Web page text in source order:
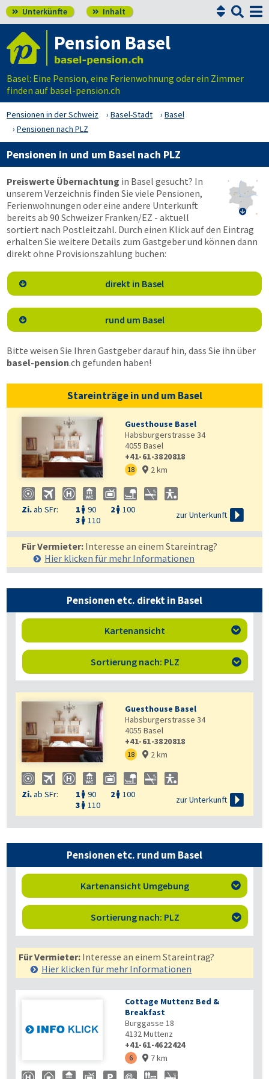
 Unterkünfte  Inhalt 

Pension Basel
Basel: Eine Pension, eine Ferienwohnung oder ein Zimmer
finden auf basel-pension.ch
Pensionen in der Schweiz Basel-Stadt
Basel
Pensionen nach PLZ
Pensionen in und um Basel nach PLZ

Preiswerte Übernachtung in Basel gesucht? In
unserem Verzeichnis finden Sie viele Pensionen,
Ferienwohnungen oder eine andere Unterkunft
bereits ab 90 Schweizer Franken/EZ - aktuell
sortiert nach Postleitzahl. Durch einen Klick auf den Eintrag
erhalten Sie weitere Details zum Gastgeber und können dann
direkt ohne Provisionszahlung buchen:
 direkt in Basel
 rund um Basel
Bitte weisen Sie Ihren Gastgeber darauf hin, dass Sie ihn über
basel-pension.ch gefunden haben!
Stareinträge in und um Basel
Guesthouse Basel
Habsburgerstrasse 34
4055 Basel
+41-61-3820818
18  2 km
Zi.ab SFr: 1  90 2  100
3  110
zur Unterkunft 
Für Vermieter: Interesse an einem Stareintrag?
Hier klicken für mehr Informationen
Pensionen etc. direkt in Basel
Kartenansicht 
Sortierung nach: PLZ 
Guesthouse Basel
Habsburgerstrasse 34
4055 Basel
+41-61-3820818
18  2 km
Zi.ab SFr: 1  90 2  100
3  110
zur Unterkunft 
Pensionen etc. rund um Basel
Kartenansicht Umgebung 
Sortierung nach: PLZ 
Für Vermieter: Interesse an einem Stareintrag?
Hier klicken für mehr Informationen
Cottage Muttenz Bed &
Breakfast
Burggasse 18
4132Muttenz
+41-61-4622424
6  7 km